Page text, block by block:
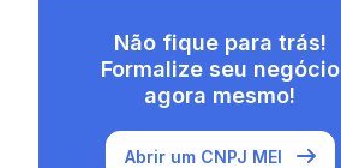
Não fique para trás!
Formalize seu negócio
agora mesmo!
Abrir um CNPJ MEI